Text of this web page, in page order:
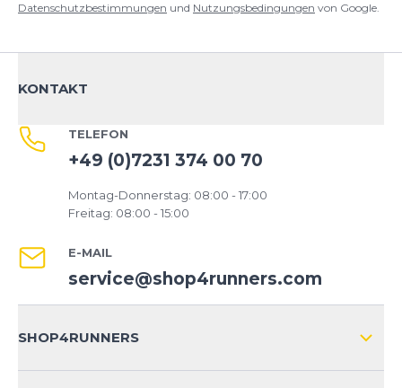
Datenschutzbestimmungen und Nutzungsbedingungen von Google.
KONTAKT
TELEFON
+49 (0)7231 374 00 70
Montag-Donnerstag: 08:00 - 17:00
Freitag: 08:00 - 15:00
E-MAIL
service@shop4runners.com
SHOP4RUNNERS